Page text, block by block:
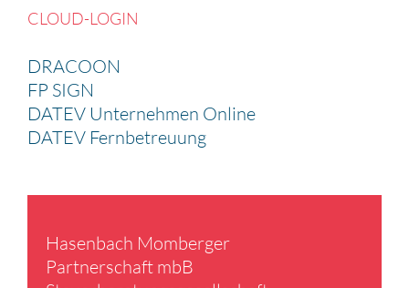
CLOUD-LOGIN
DRACOON
FP SIGN
DATEV Unternehmen Online
DATEV Fernbetreuung
Hasen­bach Momberger
Partner­schaft mbB